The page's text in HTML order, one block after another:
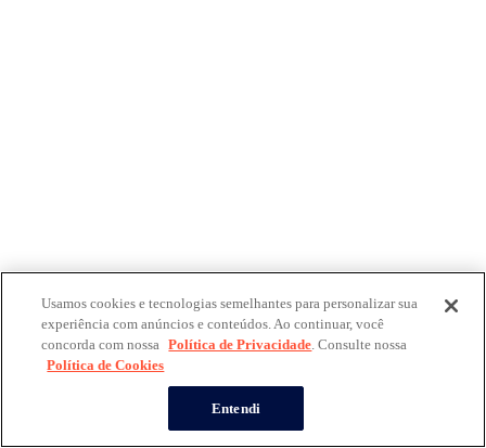
Usamos cookies e tecnologias semelhantes para personalizar sua
experiência com anúncios e conteúdos. Ao continuar, você
concorda com nossa Política de Privacidade. Consulte nossa
Política de Cookies
Entendi